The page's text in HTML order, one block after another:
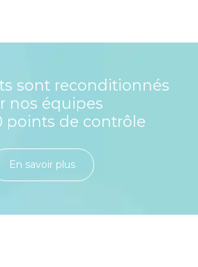
sont reconditionnés
nos équipes
points de contrôle
En savoir plu​​​​​​​​​​​​​​​​s